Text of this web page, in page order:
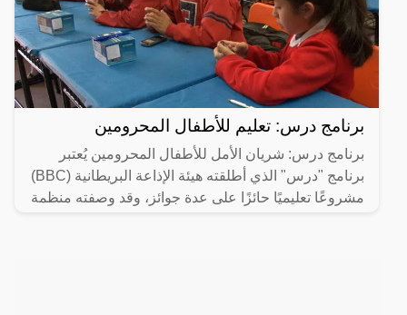
برنامج درس: تعليم للأطفال المحرومين
برنامج درس: شريان الأمل للأطفال المحرومين يُعتبر
برنامج "درس" الذي أطلقته هيئة الإذاعة البريطانية (BBC)
مشروعًا تعليميًا حائزًا على عدة جوائز، وقد وصفته منظمة